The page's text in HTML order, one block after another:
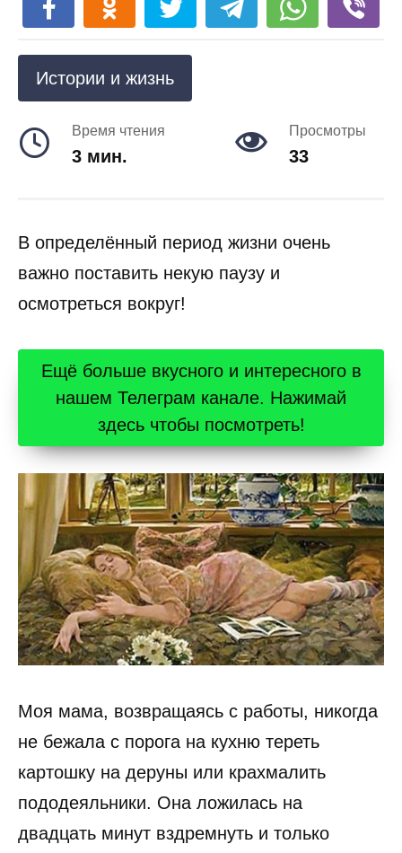
Истории и жизнь
Время чтения
3 мин.
Просмотры
33
В определённый период жизни очень
важно поставить некую паузу и
осмотреться вокруг!
Ещё больше вкусного и интересного в
нашем Телеграм канале. Нажимай
здесь чтобы посмотреть!
Моя мама, возвращаясь с работы, никогда
не бежала с порога на кухню тереть
картошку на деруны или крахмалить
пододеяльники. Она ложилась на
двадцать минут вздремнуть и только